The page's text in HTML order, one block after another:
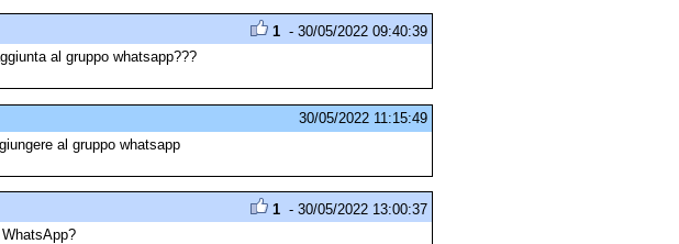
1 - 30/05/2022 09:40:39
al gruppo whatsapp???
30/05/2022 11:15:49
al gruppo whatsapp
1 - 30/05/2022 13:00:37